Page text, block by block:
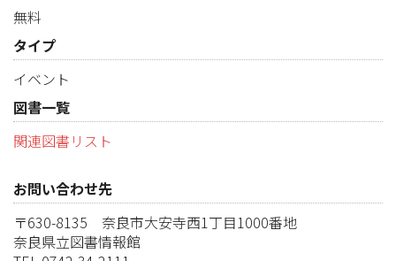
無料
タイプ
イベント
図書一覧
関連図書リスト
お問い合わせ先
〒630-8135 奈良市大安寺西1丁目1000番地
奈良県立図書情報館